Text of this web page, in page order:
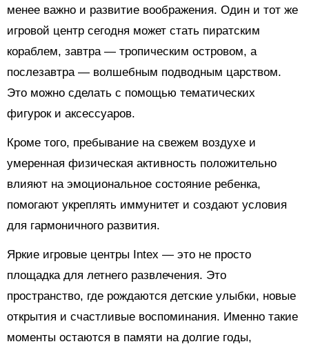
менее важно и развитие воображения. Один и тот же
игровой центр сегодня может стать пиратским
кораблем, завтра — тропическим островом, а
послезавтра — волшебным подводным царством.
Это можно сделать с помощью тематических
фигурок и аксессуаров.
Кроме того, пребывание на свежем воздухе и
умеренная физическая активность положительно
влияют на эмоциональное состояние ребенка,
помогают укреплять иммунитет и создают условия
для гармоничного развития.
Яркие игровые центры Intex — это не просто
площадка для летнего развлечения. Это
пространство, где рождаются детские улыбки, новые
открытия и счастливые воспоминания. Именно такие
моменты остаются в памяти на долгие годы,